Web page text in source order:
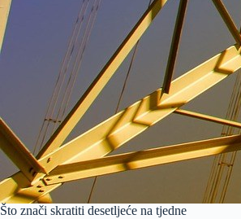
Što znači skratiti desetljeće na tjedne